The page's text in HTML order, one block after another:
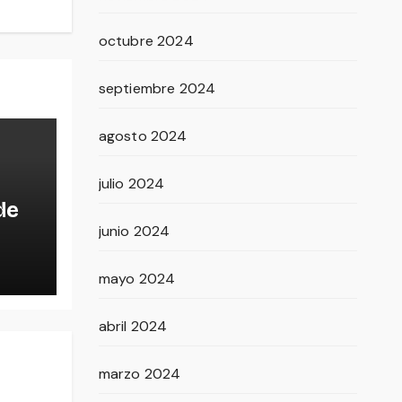
octubre 2024
septiembre 2024
agosto 2024
julio 2024
junio 2024
mayo 2024
abril 2024
marzo 2024